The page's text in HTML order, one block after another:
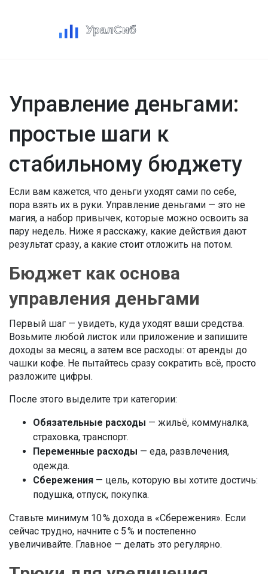
Управление деньгами:
простые шаги к
стабильному бюджету
Если вам кажется, что деньги уходят сами по себе,
пора взять их в руки. Управление деньгами — это не
магия, а набор привычек, которые можно освоить за
пару недель. Ниже я расскажу, какие действия дают
результат сразу, а какие стоит отложить на потом.
Бюджет как основа
управления деньгами
Первый шаг — увидеть, куда уходят ваши средства.
Возьмите любой листок или приложение и запишите
доходы за месяц, а затем все расходы: от аренды до
чашки кофе. Не пытайтесь сразу сократить всё, просто
разложите цифры.
После этого выделите три категории:
Обязательные расходы — жильё, коммуналка,
страховка, транспорт.
Переменные расходы — еда, развлечения,
одежда.
Сбережения — цель, которую вы хотите достичь:
подушка, отпуск, покупка.
Ставьте минимум 10 % дохода в «Сбережения». Если
сейчас трудно, начните с 5 % и постепенно
увеличивайте. Главное — делать это регулярно.